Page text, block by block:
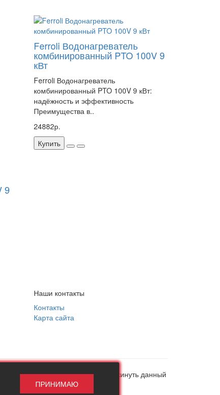
Ferroli Водонагреватель
комбинированный PTO 100V 9
кВт
Ferroli Водонагреватель
комбинированный PTO 100V 9 кВт:
надёжность и эффективность
Преимущества в..
24882р.
Купить
9
Наши контакты
Контакты
Карта сайта
случае рекомендуем покинуть данный
каких обстоятельствах!
ПРИНИМАЮ